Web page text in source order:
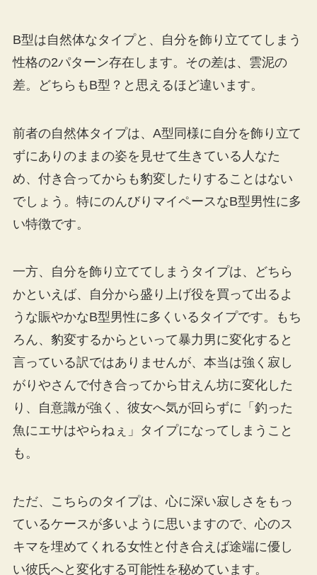
B型は自然体なタイプと、自分を飾り立ててしまう
性格の2パターン存在します。その差は、雲泥の
差。どちらもB型？と思えるほど違います。
前者の自然体タイプは、A型同様に自分を飾り立て
ずにありのままの姿を見せて生きている人なた
め、付き合ってからも豹変したりすることはない
でしょう。特にのんびりマイペースなB型男性に多
い特徴です。
一方、自分を飾り立ててしまうタイプは、どちら
かといえば、自分から盛り上げ役を買って出るよ
うな賑やかなB型男性に多くいるタイプです。もち
ろん、豹変するからといって暴力男に変化すると
言っている訳ではありませんが、本当は強く寂し
がりやさんで付き合ってから甘えん坊に変化した
り、自意識が強く、彼女へ気が回らずに「釣った
魚にエサはやらねぇ」タイプになってしまうこと
も。
ただ、こちらのタイプは、心に深い寂しさをもっ
ているケースが多いように思いますので、心のス
キマを埋めてくれる女性と付き合えば途端に優し
い彼氏へと変化する可能性を秘めています。